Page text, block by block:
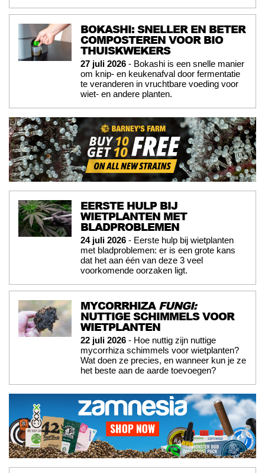
BOKASHI: SNELLER EN BETER
COMPOSTEREN VOOR BIO
THUISKWEKERS
27 juli 2026 - Bokashi is een snelle manier
om knip- en keukenafval door fermentatie
te veranderen in vruchtbare voeding voor
wiet- en andere planten.
EERSTE HULP BIJ
WIETPLANTEN MET
BLADPROBLEMEN
24 juli 2026 - Eerste hulp bij wietplanten
met bladproblemen: er is een grote kans
dat het aan één van deze 3 veel
voorkomende oorzaken ligt.
MYCORRHIZAFUNGI:
NUTTIGE SCHIMMELS VOOR
WIETPLANTEN
22 juli 2026 - Hoe nuttig zijn nuttige
mycorrhiza schimmels voor wietplanten?
Wat doen ze precies, en wanneer kun je ze
het beste aan de aarde toevoegen?